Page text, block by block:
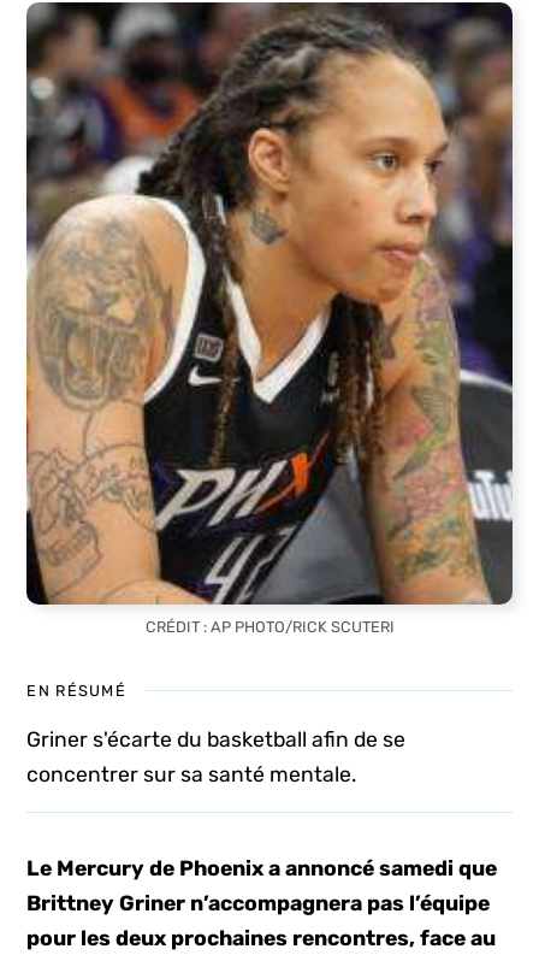
CRÉDIT : AP PHOTO/RICK SCUTERI
EN RÉSUMÉ
Griner s'écarte du basketball afin de se
concentrer sur sa santé mentale.
Le Mercury de Phoenix a annoncé samedi que
Brittney Griner n’accompagnera pas l’équipe
pour les deux prochaines rencontres, face au